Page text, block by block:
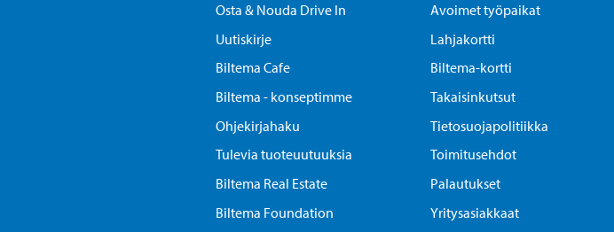
Osta & Nouda Drive In
Uutiskirje
Biltema Cafe
Biltema - konseptimme
Ohjekirjahaku
Tulevia tuoteuutuuksia
Biltema Real Estate
Biltema Foundation
Avoimet työpaikat
Lahjakortti
Biltema-kortti
Takaisinkutsut
Tietosuojapolitiikka
Toimitusehdot
Palautukset
Yritysasiakkaat